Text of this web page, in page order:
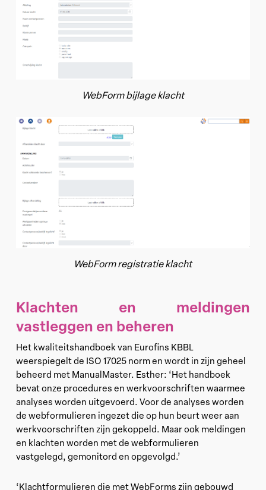
WebForm bijlage klacht
WebForm registratie klacht
Klachten en meldingen
vastleggen en beheren
Het kwaliteitshandboek van Eurofins KBBL
weerspiegelt de ISO 17025 norm en wordt in zijn geheel
beheerd met ManualMaster. Esther: ‘Het handboek
bevat onze procedures en werkvoorschriften waarmee
analyses worden uitgevoerd. Voor de analyses worden
de webformulieren ingezet die op hun beurt weer aan
werkvoorschriften zijn gekoppeld. Maar ook meldingen
en klachten worden met de webformulieren
vastgelegd, gemonitord en opgevolgd.’
‘Klachtformulieren die met WebForms zijn gebouwd